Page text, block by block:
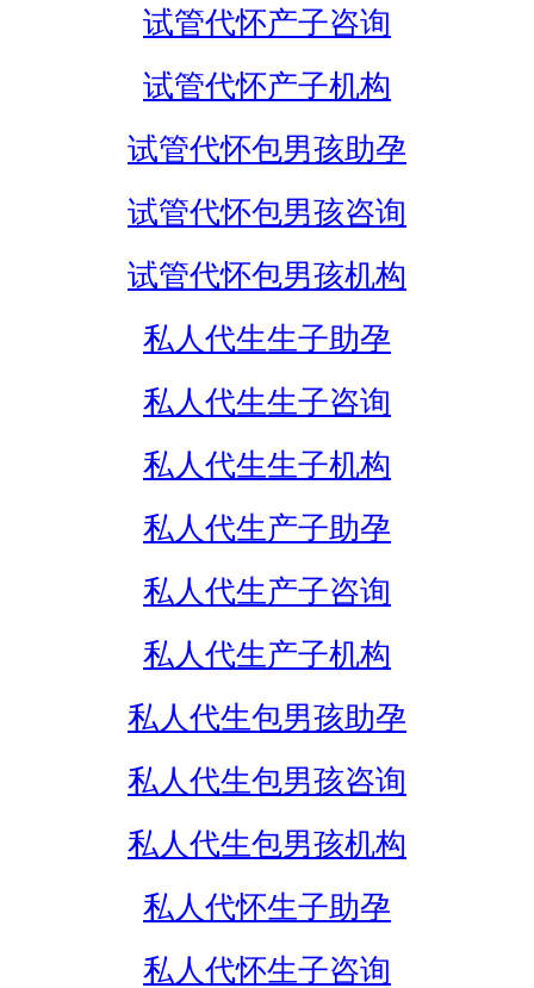
试管代怀产子咨询
试管代怀产子机构
试管代怀包男孩助孕
试管代怀包男孩咨询
试管代怀包男孩机构
私人代生生子助孕
私人代生生子咨询
私人代生生子机构
私人代生产子助孕
私人代生产子咨询
私人代生产子机构
私人代生包男孩助孕
私人代生包男孩咨询
私人代生包男孩机构
私人代怀生子助孕
私人代怀生子咨询